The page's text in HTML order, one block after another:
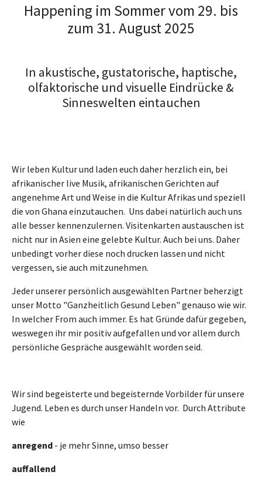
Happening im Sommer vom 29. bis
zum 31. August 2025
In akustische, gustatorische, haptische,
olfaktorische und visuelle Eindrücke &
Sinneswelten eintauchen
Wir leben Kultur und laden euch daher herzlich ein, bei
afrikanischer live Musik, afrikanischen Gerichten auf
angenehme Art und Weise in die Kultur Afrikas und speziell
die von Ghana einzutauchen. Uns dabei natürlich auch uns
alle besser kennenzulernen. Visitenkarten austauschen ist
nicht nur in Asien eine gelebte Kultur. Auch bei uns. Daher
unbedingt vorher diese noch drucken lassen und nicht
vergessen, sie auch mitzunehmen.
Jeder unserer persönlich ausgewählten Partner beherzigt
unser Motto "Ganzheitlich Gesund Leben" genauso wie wir.
In welcher From auch immer. Es hat Gründe dafür gegeben,
weswegen ihr mir positiv aufgefallen und vor allem durch
persönliche Gespräche ausgewählt worden seid.
Wir sind begeisterte und begeisternde Vorbilder für unsere
Jugend. Leben es durch unser Handeln vor. Durch Attribute
wie
anregend - je mehr Sinne, umso besser
auffallend